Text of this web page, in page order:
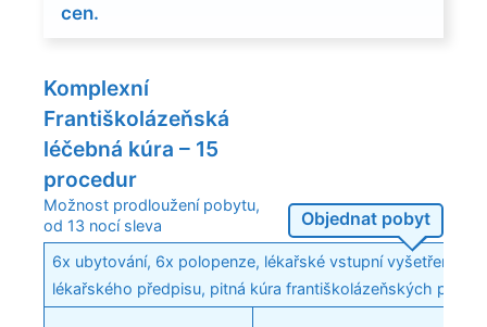
cen.
Komplexní
Františkolázeňská
léčebná kúra – 15
procedur
Možnost prodloužení pobytu,
od 13 nocí sleva
Objednat pobyt
6x ubytování, 6x polopenze, lékařské vstupní vyšetření,
lékařského předpisu, pitná kúra františkolázeňských